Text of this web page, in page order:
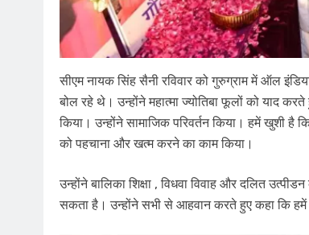
सीएम नायक सिंह सैनी रविवार को गुरुग्राम में ऑल
बोल रहे थे। उन्होंने महात्मा ज्योतिबा फूलों को याद
किया। उन्होंने सामाजिक परिवर्तन किया। हमें खुशी
को पहचाना और खत्म करने का काम किया।
उन्होंने बालिका ​शिक्षा , विधवा विवाह और दलित
सकता है। उन्होंने सभी से आहवान करते हुए कहा कि हमें